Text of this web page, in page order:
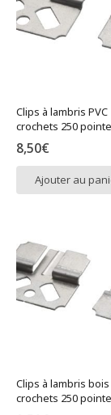
Clips à lambris PVC
crochets 250
8,50€
Ajouter au
Clips à lambris bois
crochets 250